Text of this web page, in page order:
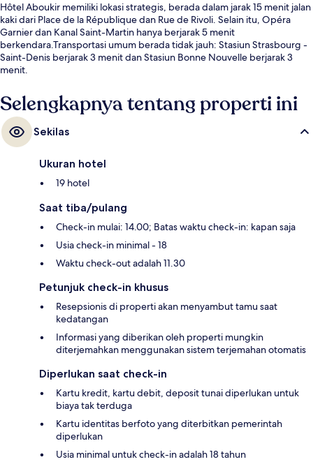
Hôtel Aboukir memiliki lokasi strategis, berada dalam jarak 15 menit jalan
kaki dari Place de la République dan Rue de Rivoli. Selain itu, Opéra
Garnier dan Kanal Saint-Martin hanya berjarak 5 menit
berkendara.Transportasi umum berada tidak jauh: Stasiun Strasbourg -
Saint-Denis berjarak 3 menit dan Stasiun Bonne Nouvelle berjarak 3
menit.
Selengkapnya tentang properti ini
Sekilas
Ukuran hotel
19 hotel
Saat tiba/pulang
Check-in mulai: 14.00; Batas waktu check-in: kapan saja
Usia check-in minimal - 18
Waktu check-out adalah 11.30
Petunjuk check-in khusus
Resepsionis di properti akan menyambut tamu saat
kedatangan
Informasi yang diberikan oleh properti mungkin
diterjemahkan menggunakan sistem terjemahan otomatis
Diperlukan saat check-in
Kartu kredit, kartu debit, deposit tunai diperlukan untuk
biaya tak terduga
Kartu identitas berfoto yang diterbitkan pemerintah
diperlukan
Usia minimal untuk check-in adalah 18 tahun